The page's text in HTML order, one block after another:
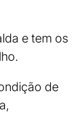
e tem os
de